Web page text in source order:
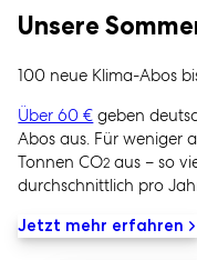
Unsere
100 neue Klima-Abos
Über 60 € geben
Abos aus. Für weniger
Tonnen CO2 aus – so
durchschnittlich pro
Jetzt mehr erfahren